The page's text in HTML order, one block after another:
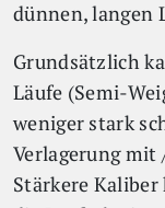
dünnen, langen
Grundsätzlich
Läufe (Semi-
weniger stark
Verlagerung mit
Stärkere